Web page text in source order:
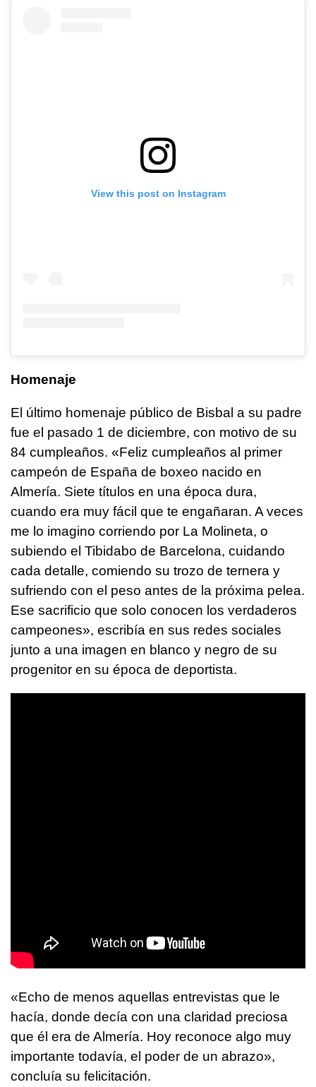
View this post on Instagram
Homenaje
El último homenaje público de Bisbal a su padre
fue el pasado 1 de diciembre, con motivo de su
84 cumpleaños. «Feliz cumpleaños al primer
campeón de España de boxeo nacido en
Almería. Siete títulos en una época dura,
cuando era muy fácil que te engañaran. A veces
me lo imagino corriendo por La Molineta, o
subiendo el Tibidabo de Barcelona, cuidando
cada detalle, comiendo su trozo de ternera y
sufriendo con el peso antes de la próxima pelea.
Ese sacrificio que solo conocen los verdaderos
campeones», escribía en sus redes sociales
junto a una imagen en blanco y negro de su
progenitor en su época de deportista.
«Echo de menos aquellas entrevistas que le
hacía, donde decía con una claridad preciosa
que él era de Almería. Hoy reconoce algo muy
importante todavía, el poder de un abrazo»,
concluía su felicitación.